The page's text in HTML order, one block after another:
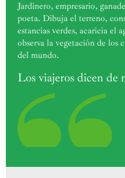
Jardinero, empresario,
poeta. Dibuja el terreno,
estancias verdes, acaricia el
observa la vegetación de los
del mundo.
Los viajeros dicen de